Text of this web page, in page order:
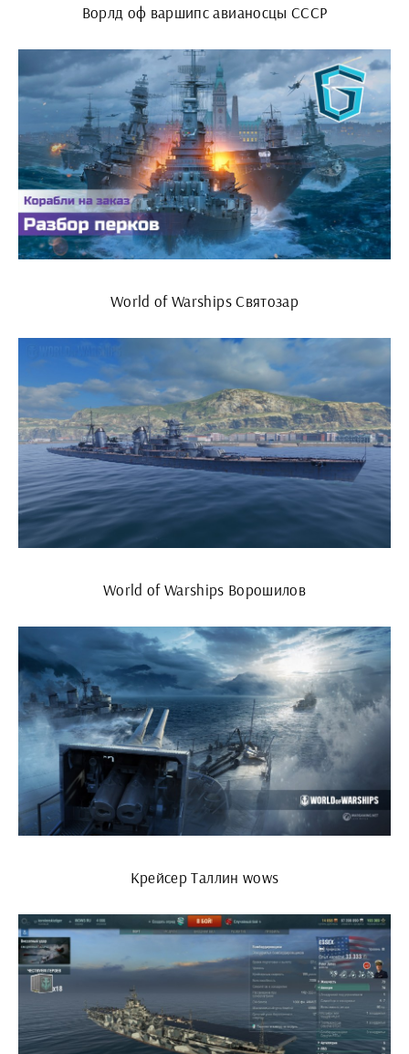
Ворлд оф варшипс авианосцы СССР
World of Warships Святозар
World of Warships Ворошилов
Крейсер Таллин wows